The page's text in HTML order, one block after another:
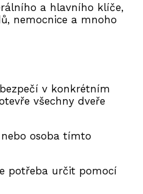
a hlavního klíče,
nemocnice a mnoho
v konkrétním
všechny dveře
osoba tímto
potřeba určit pomocí